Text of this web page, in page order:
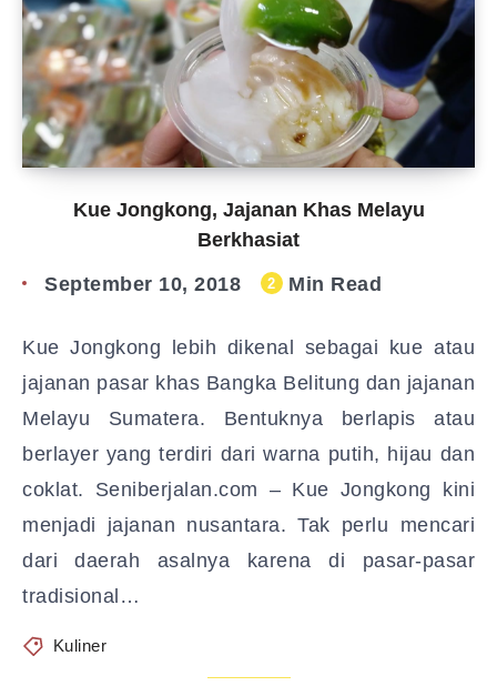
Kue Jongkong, Jajanan Khas Melayu
Berkhasiat
September 10, 2018 2 Min Read
Kue Jongkong lebih dikenal sebagai kue atau
jajanan pasar khas Bangka Belitung dan jajanan
Melayu Sumatera. Bentuknya berlapis atau
berlayer yang terdiri dari warna putih, hijau dan
coklat. Seniberjalan.com – Kue Jongkong kini
menjadi jajanan nusantara. Tak perlu mencari
dari daerah asalnya karena di pasar-pasar
tradisional…
Kuliner